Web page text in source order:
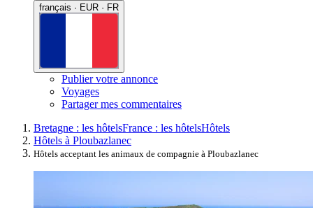
français · EUR · FR
Publier votre annonce
Voyages
Partager mes commentaires
Bretagne : les hôtelsFrance : les hôtelsHôtels
Hôtels à Ploubazlanec
Hôtels acceptant les animaux de compagnie à Ploubazlanec